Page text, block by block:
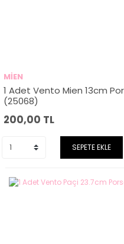
MİEN
1 Adet Vento Mien 13cm
(25068)
200,00 TL
SEPETE EKLE